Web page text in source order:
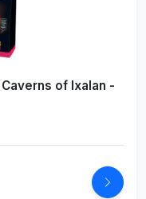
of Ixalan -